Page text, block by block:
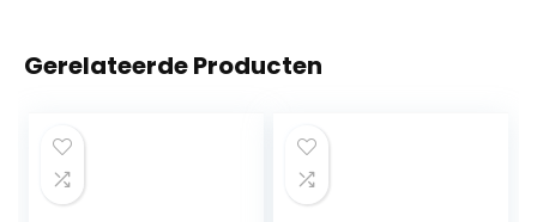
Gerelateerde Producten